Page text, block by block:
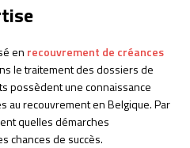
en recouvrement de créances
le traitement des dossiers de
possèdent une connaissance
au recouvrement en Belgique. Par
quelles démarches
chances de succès.